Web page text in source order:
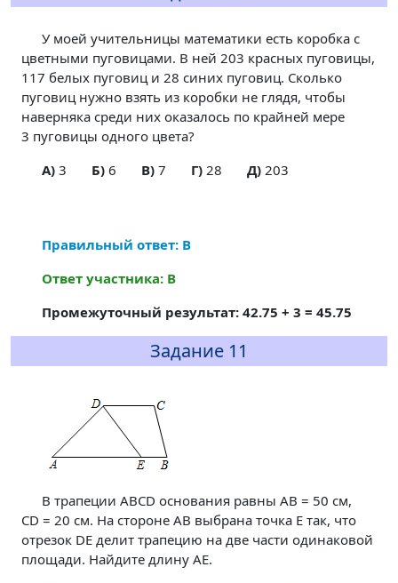
У моей учительницы математики есть коробка с
цветными пуговицами. В ней 203 красных пуговицы,
117 белых пуговиц и 28 синих пуговиц. Сколько
пуговиц нужно взять из коробки не глядя, чтобы
наверняка среди них оказалось по крайней мере
3 пуговицы одного цвета?
A)3 Б)6 В)7 Г)28 Д)203
Правильный ответ: В
Ответ участника: В
Промежуточный результат: 42.75 + 3 = 45.75
Задание 11
В трапеции ABCD основания равны AB = 50 см,
CD = 20 см. На стороне AB выбрана точка E так, что
отрезок DE делит трапецию на две части одинаковой
площади. Найдите длину AE.